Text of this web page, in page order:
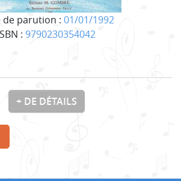
de parution : 01/01/1992
: 9790230354042
+ DE DÉTAILS